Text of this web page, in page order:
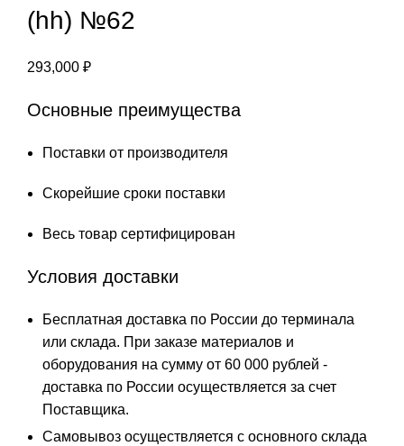
(hh) №62
293,000 ₽
Основные преимущества
Поставки от производителя
Скорейшие сроки поставки
Весь товар сертифицирован
Условия доставки
Бесплатная доставка по России до терминала
или склада. При заказе материалов и
оборудования на сумму от 60 000 рублей -
доставка по России осуществляется за счет
Поставщика.
Самовывоз осуществляется с основного склада